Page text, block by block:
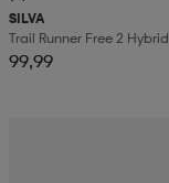
SILVA
Trail Runner Free 2 Hybrid
99,99